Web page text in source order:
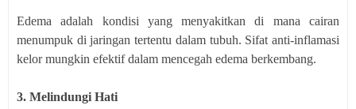
Edema adalah kondisi yang menyakitkan di mana cairan
menumpuk di jaringan tertentu dalam tubuh. Sifat anti-inflamasi
kelor mungkin efektif dalam mencegah edema berkembang.
3. Melindungi Hati